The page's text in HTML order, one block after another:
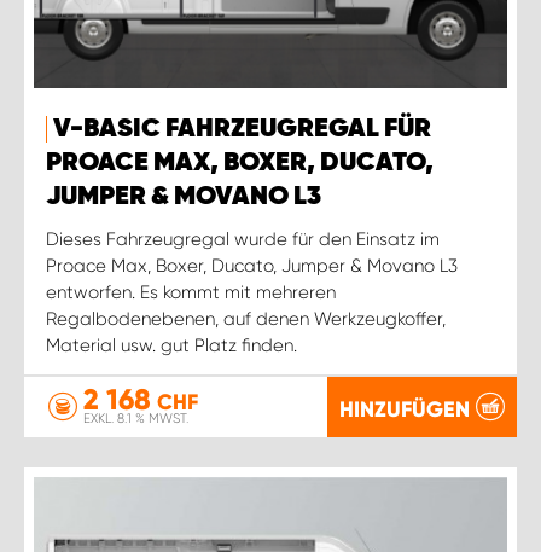
V-BASIC FAHRZEUGREGAL FÜR
PROACE MAX, BOXER, DUCATO,
JUMPER & MOVANO L3
Dieses Fahrzeugregal wurde für den Einsatz im
Proace Max, Boxer, Ducato, Jumper & Movano L3
entworfen. Es kommt mit mehreren
Regalbodenebenen, auf denen Werkzeugkoffer,
Material usw. gut Platz finden.
2 168 CHF
EXKL. 8.1 % MWST. HINZUFÜGEN